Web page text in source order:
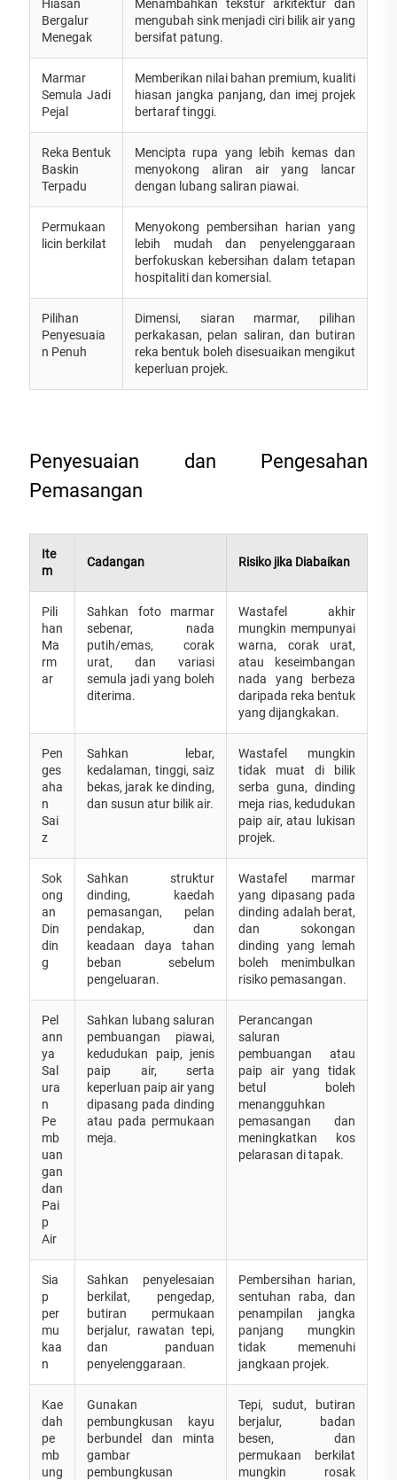
Hiasan
Bergalur
Menegak
Menambahkan tekstur arkitektur dan
mengubah sink menjadi ciri bilik air yang
bersifat patung.
Marmar
Semula Jadi
Pejal
Memberikan nilai bahan premium, kualiti
hiasan jangka panjang, dan imej projek
bertaraf tinggi.
Reka Bentuk
Baskin
Terpadu
Mencipta rupa yang lebih kemas dan
menyokong aliran air yang lancar
dengan lubang saliran piawai.
Permukaan
licin berkilat
Menyokong pembersihan harian yang
lebih mudah dan penyelenggaraan
berfokuskan kebersihan dalam tetapan
hospitaliti dan komersial.
Pilihan
Penyesuaia
n Penuh
Dimensi, siaran marmar, pilihan
perkakasan, pelan saliran, dan butiran
reka bentuk boleh disesuaikan mengikut
keperluan projek.
Penyesuaian dan Pengesahan
Pemasangan
Ite
m
Cadangan Risiko jika Diabaikan
Pili
han
Ma
rm
ar
Sahkan foto marmar
sebenar, nada
putih/emas, corak
urat, dan variasi
semula jadi yang boleh
diterima.
Wastafel akhir
mungkin mempunyai
warna, corak urat,
atau keseimbangan
nada yang berbeza
daripada reka bentuk
yang dijangkakan.
Pen
ges
aha
n
Sai
z
Sahkan lebar,
kedalaman, tinggi, saiz
bekas, jarak ke dinding,
dan susun atur bilik air.
Wastafel mungkin
tidak muat di bilik
serba guna, dinding
meja rias, kedudukan
paip air, atau lukisan
projek.
Sok
ong
an
Din
din
g
Sahkan struktur
dinding, kaedah
pemasangan, pelan
pendakap, dan
keadaan daya tahan
beban sebelum
pengeluaran.
Wastafel marmar
yang dipasang pada
dinding adalah berat,
dan sokongan
dinding yang lemah
boleh menimbulkan
risiko pemasangan.
Pel
ann
ya
Sal
ura
n
Pe
mb
uan
gan
dan
Pai
p
Air
Sahkan lubang saluran
pembuangan piawai,
kedudukan paip, jenis
paip air, serta
keperluan paip air yang
dipasang pada dinding
atau pada permukaan
meja.
Perancangan
saluran
pembuangan atau
paip air yang tidak
betul boleh
menangguhkan
pemasangan dan
meningkatkan kos
pelarasan di tapak.
Sia
p
per
mu
kaa
n
Sahkan penyelesaian
berkilat, pengedap,
butiran permukaan
berjalur, rawatan tepi,
dan panduan
penyelenggaraan.
Pembersihan harian,
sentuhan raba, dan
penampilan jangka
panjang mungkin
tidak memenuhi
jangkaan projek.
Kae
dah
pe
mb
ung
Gunakan
pembungkusan kayu
berbundel dan minta
gambar
pembungkusan
Tepi, sudut, butiran
berjalur, badan
besen, dan
permukaan berkilat
mungkin rosak